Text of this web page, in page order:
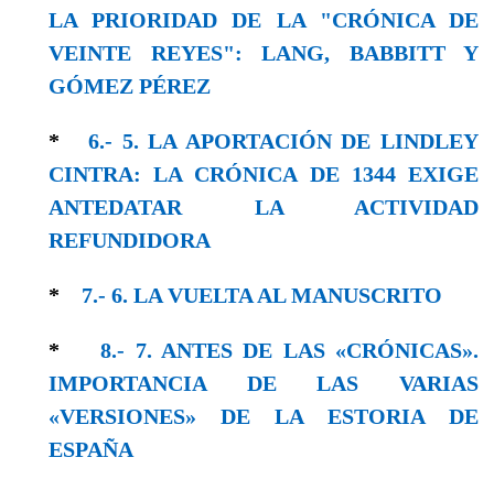
LA PRIORIDAD DE LA "CRÓNICA DE
VEINTE REYES": LANG, BABBITT Y
GÓMEZ PÉREZ
* 6.- 5. LA APORTACIÓN DE LINDLEY
CINTRA: LA CRÓNICA DE 1344 EXIGE
ANTEDATAR LA ACTIVIDAD
REFUNDIDORA
* 7.- 6. LA VUELTA AL MANUSCRITO
*8.- 7. ANTES DE LAS «CRÓNICAS».
IMPORTANCIA DE LAS VARIAS
«VERSIONES» DE LA ESTORIA DE
ESPAÑA